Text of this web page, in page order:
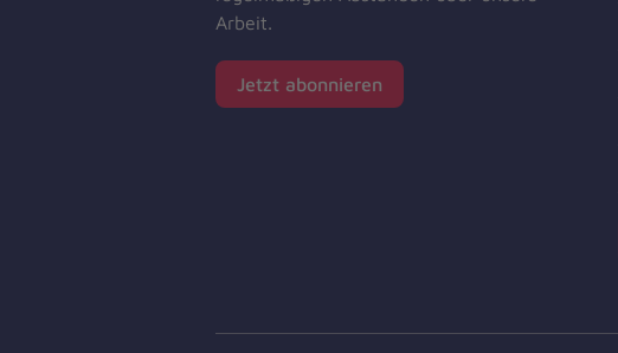
Arbeit.
Jetzt abonnieren